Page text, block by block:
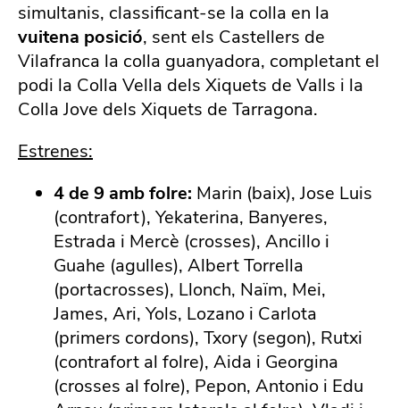
simultanis, classificant-se la colla en la
vuitena posició, sent els Castellers de
Vilafranca la colla guanyadora, completant el
podi la Colla Vella dels Xiquets de Valls i la
Colla Jove dels Xiquets de Tarragona.
Estrenes:
4 de 9 amb folre: Marin (baix), Jose Luis
(contrafort), Yekaterina, Banyeres,
Estrada i Mercè (crosses), Ancillo i
Guahe (agulles), Albert Torrella
(portacrosses), Llonch, Naïm, Mei,
James, Ari, Yols, Lozano i Carlota
(primers cordons), Txory (segon), Rutxi
(contrafort al folre), Aida i Georgina
(crosses al folre), Pepon, Antonio i Edu